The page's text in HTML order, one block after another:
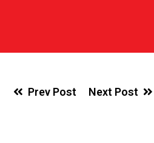
Prev Post Next Post